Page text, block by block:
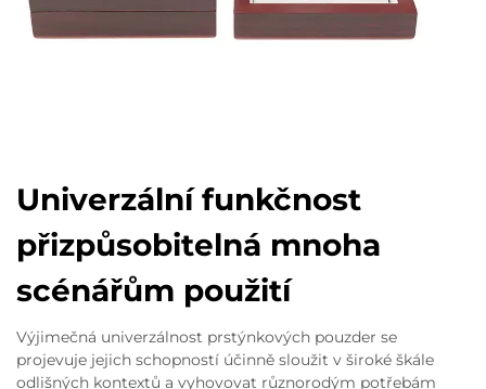
Univerzální funkčnost
přizpůsobitelná mnoha
scénářům použití
Výjimečná univerzálnost prstýnkových pouzder se
projevuje jejich schopností účinně sloužit v široké škále
odlišných kontextů a vyhovovat různorodým potřebám